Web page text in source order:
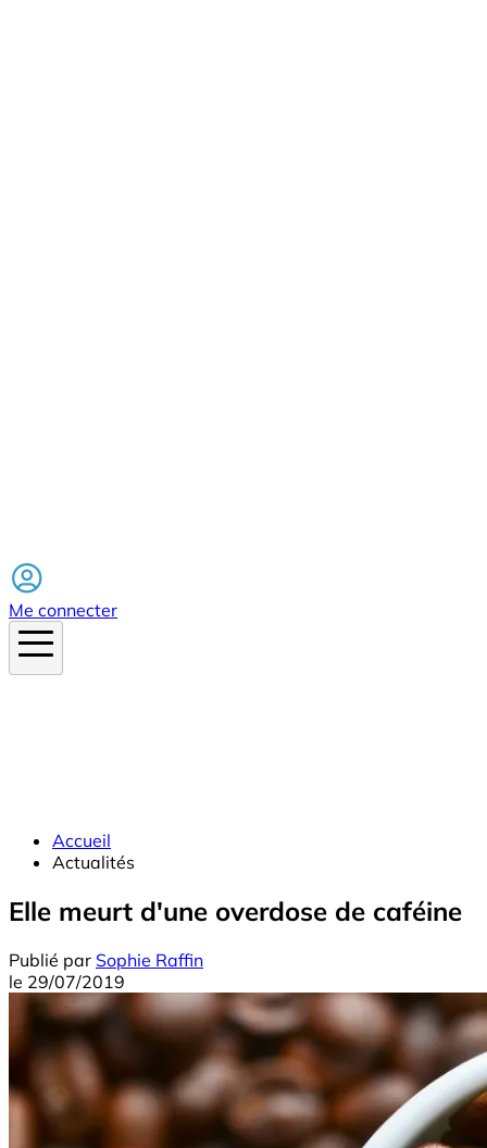
Me connecter
Accueil
Actualités
Elle meurt d'une overdose de caféine
Publié par Sophie Raffin
le 29/07/2019